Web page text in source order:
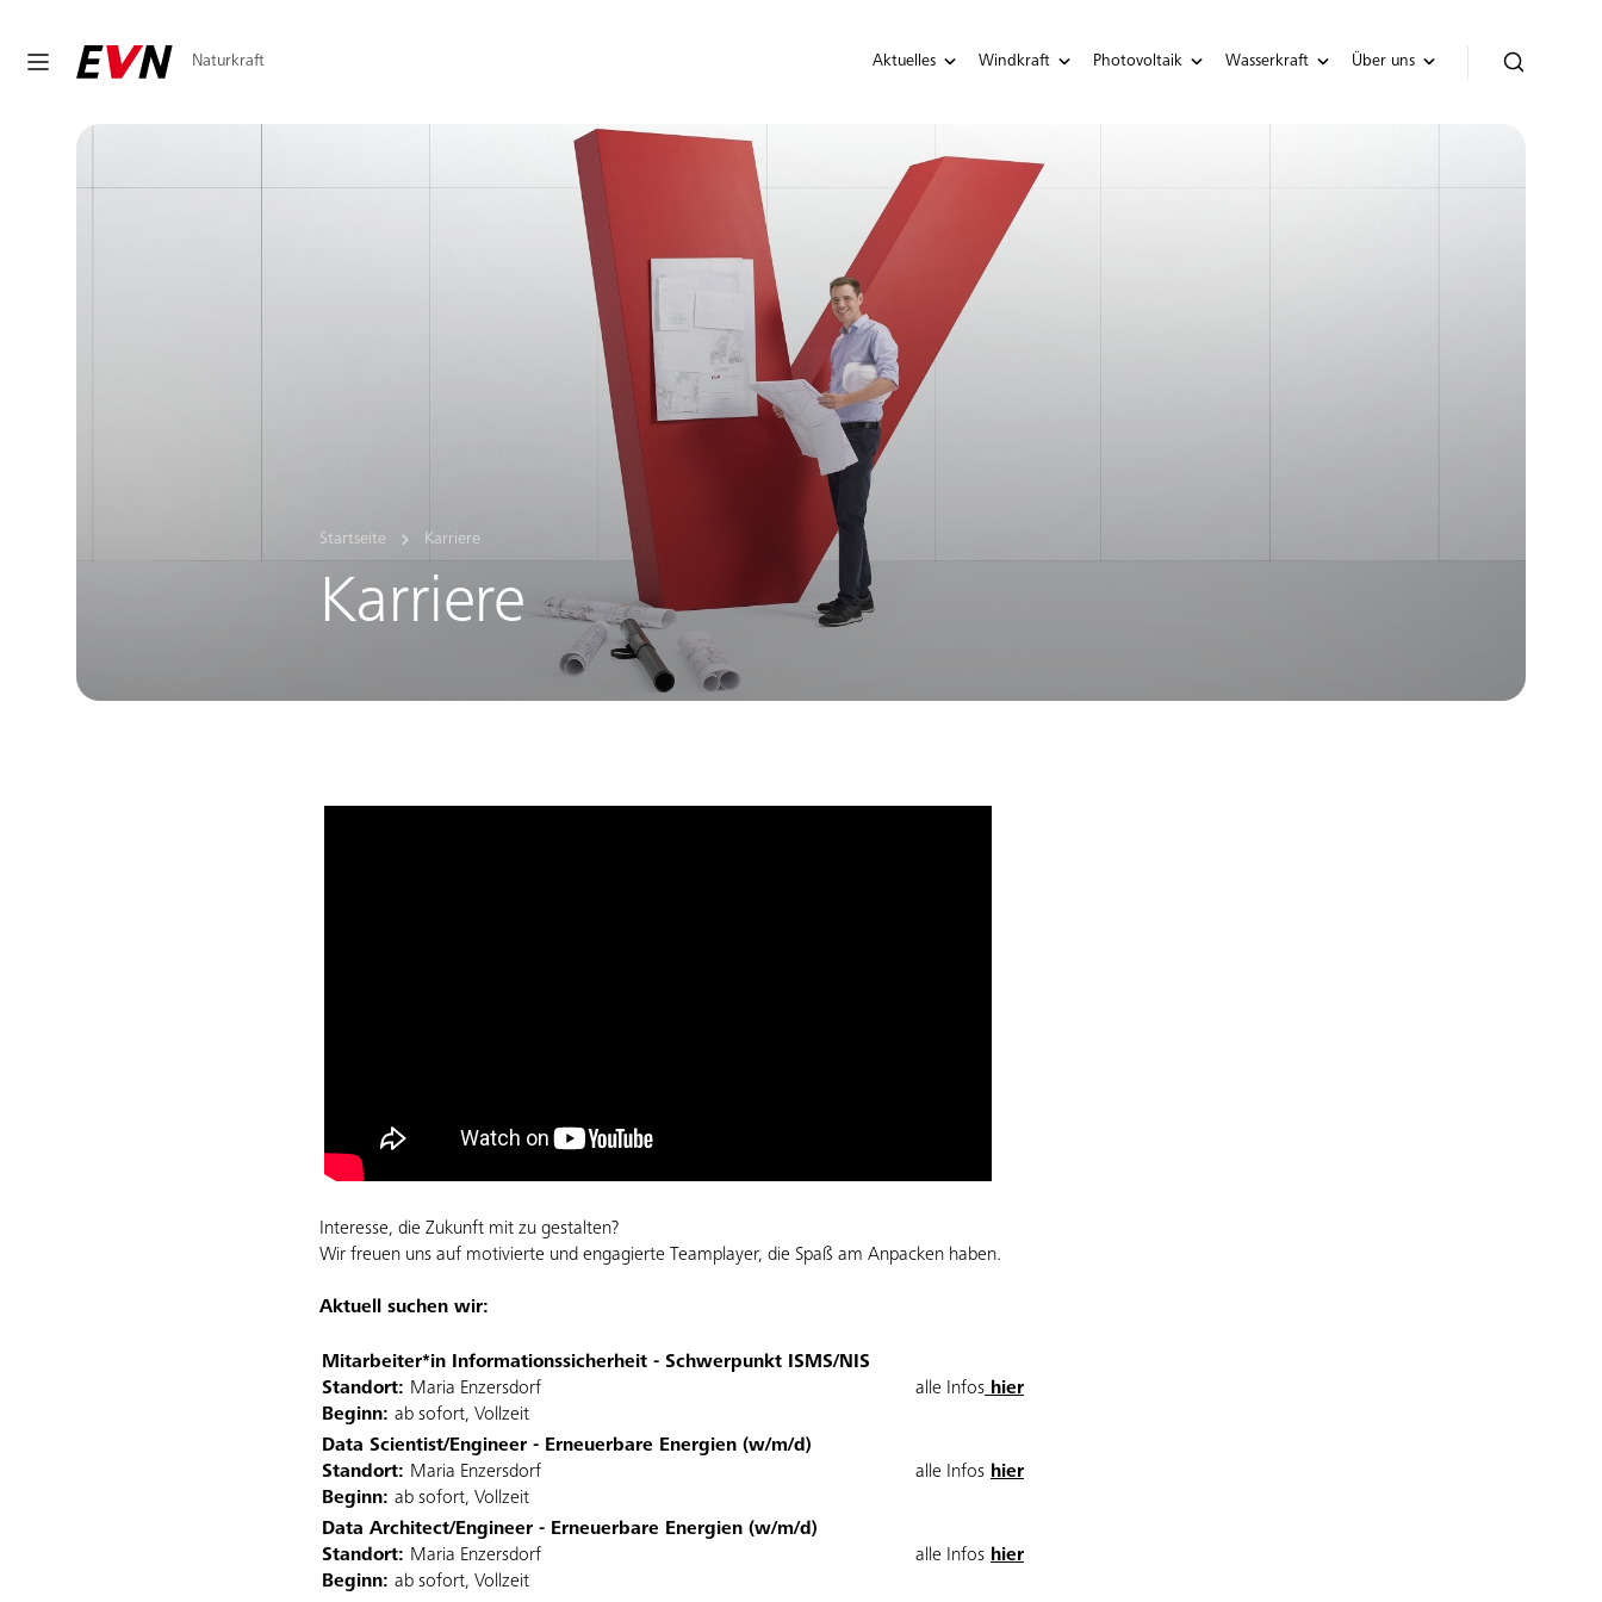
Naturkraft Aktuelles Windkraft Photovoltaik Wasserkraft Über uns
Startseite Karriere
Karriere
Interesse, die Zukunft mit zu gestalten?
Wir freuen uns auf motivierte und engagierte Teamplayer, die Spaß am Anpacken haben.
Aktuell suchen wir:
Mitarbeiter*in Informationssicherheit - Schwerpunkt ISMS/NIS
Standort: Maria Enzersdorf
Beginn: ab sofort, Vollzeit
alle Infos hier
Data Scientist/Engineer - Erneuerbare Energien (w/m/d)
Standort: Maria Enzersdorf
Beginn: ab sofort, Vollzeit
alle Infos hier
Data Architect/Engineer - Erneuerbare Energien (w/m/d)
Standort: Maria Enzersdorf
Beginn: ab sofort, Vollzeit
alle Infos hier